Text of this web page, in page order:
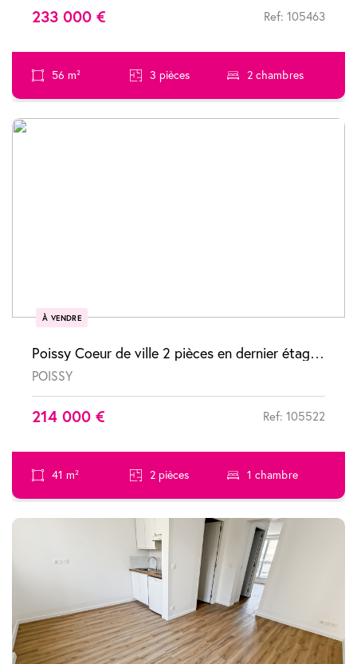
233 000 € Ref: 105463
56 m² 3 pièces 2 chambres
À VENDRE
Poissy Coeur de ville 2 pièces en dernier étage avec balcon box et cave
POISSY
214 000 € Ref: 105522
41 m² 2 pièces 1 chambre